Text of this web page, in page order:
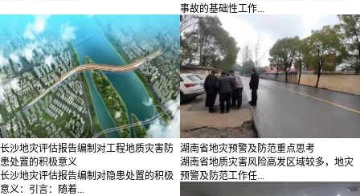
事故的基础性工作...
长沙地灾评估报告编制对工程地质灾害防
患处置的积极意义
长沙地灾评估报告编制对隐患处置的积极
意义：引言：随着...
湖南省地灾预警及防范重点思考
湖南省地质灾害风险高发区域较多，地灾
预警及防范工作任...